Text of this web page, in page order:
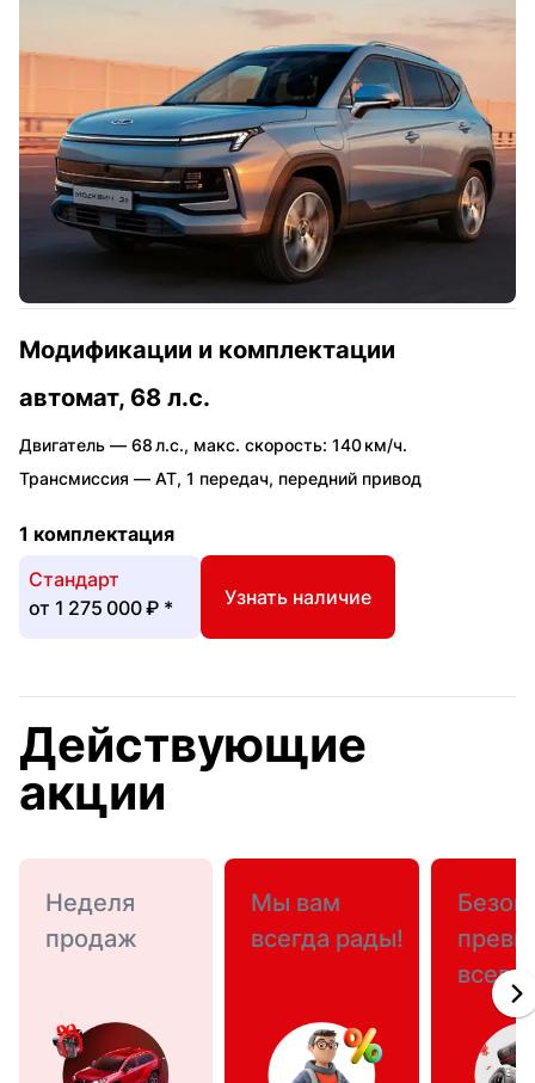
Модификации и комплектации
автомат, 68 л.с.
Двигатель — 68 л.с., макс. скорость: 140 км/ч.
Трансмиссия — AT, 1 передач, передний привод
1 комплектация
Стандарт
от 1 275 000 ₽ * Узнать наличие
Действующие
акции
Неделя
продаж
Мы вам
всегда рады!
всего